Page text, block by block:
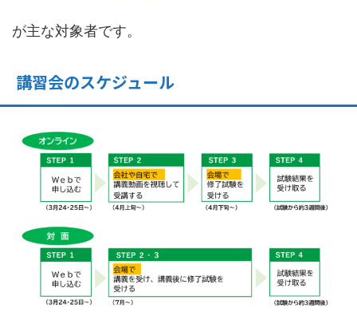
が主な対象者です。
講習会のスケジュール